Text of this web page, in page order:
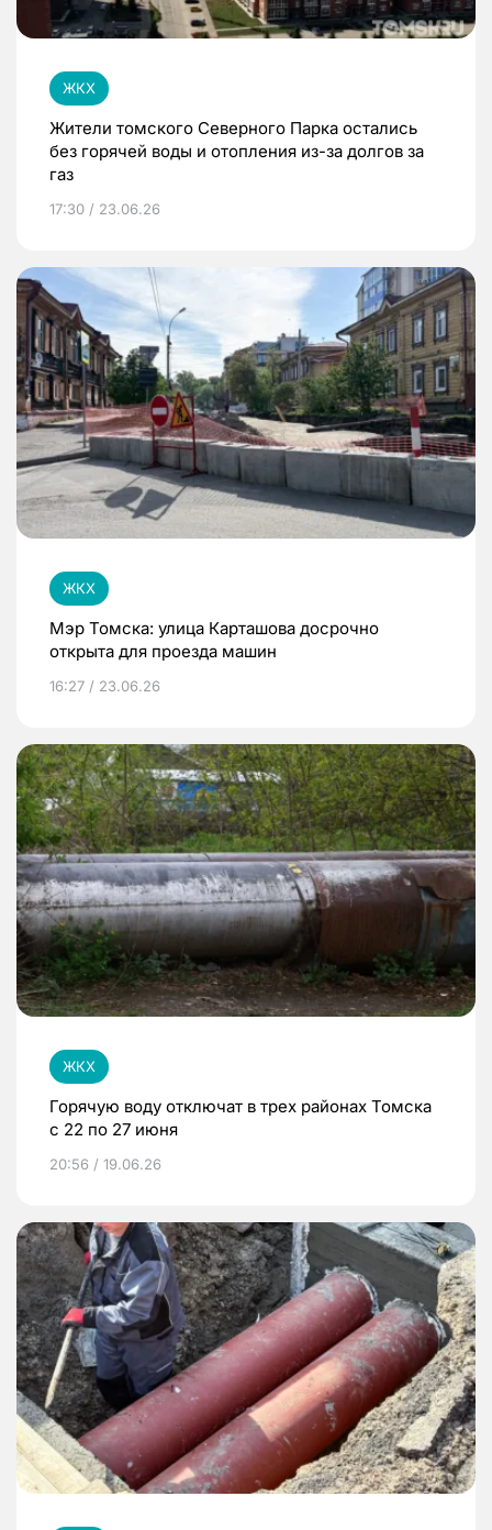
ЖКХ
Жители томского Северного Парка остались
без горячей воды и отопления из-за долгов за
газ
17:30 / 23.06.26
ЖКХ
Мэр Томска: улица Карташова досрочно
открыта для проезда машин
16:27 / 23.06.26
ЖКХ
Горячую воду отключат в трех районах Томска
с 22 по 27 июня
20:56 / 19.06.26